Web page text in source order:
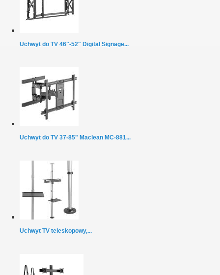
Uchwyt do TV 46"-52" Digital Signage...
Uchwyt do TV 37-85" Maclean MC-881...
Uchwyt TV teleskopowy,...